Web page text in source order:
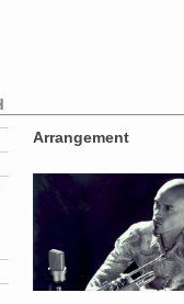
Arrangement